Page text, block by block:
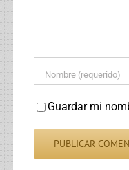
Guardar mi